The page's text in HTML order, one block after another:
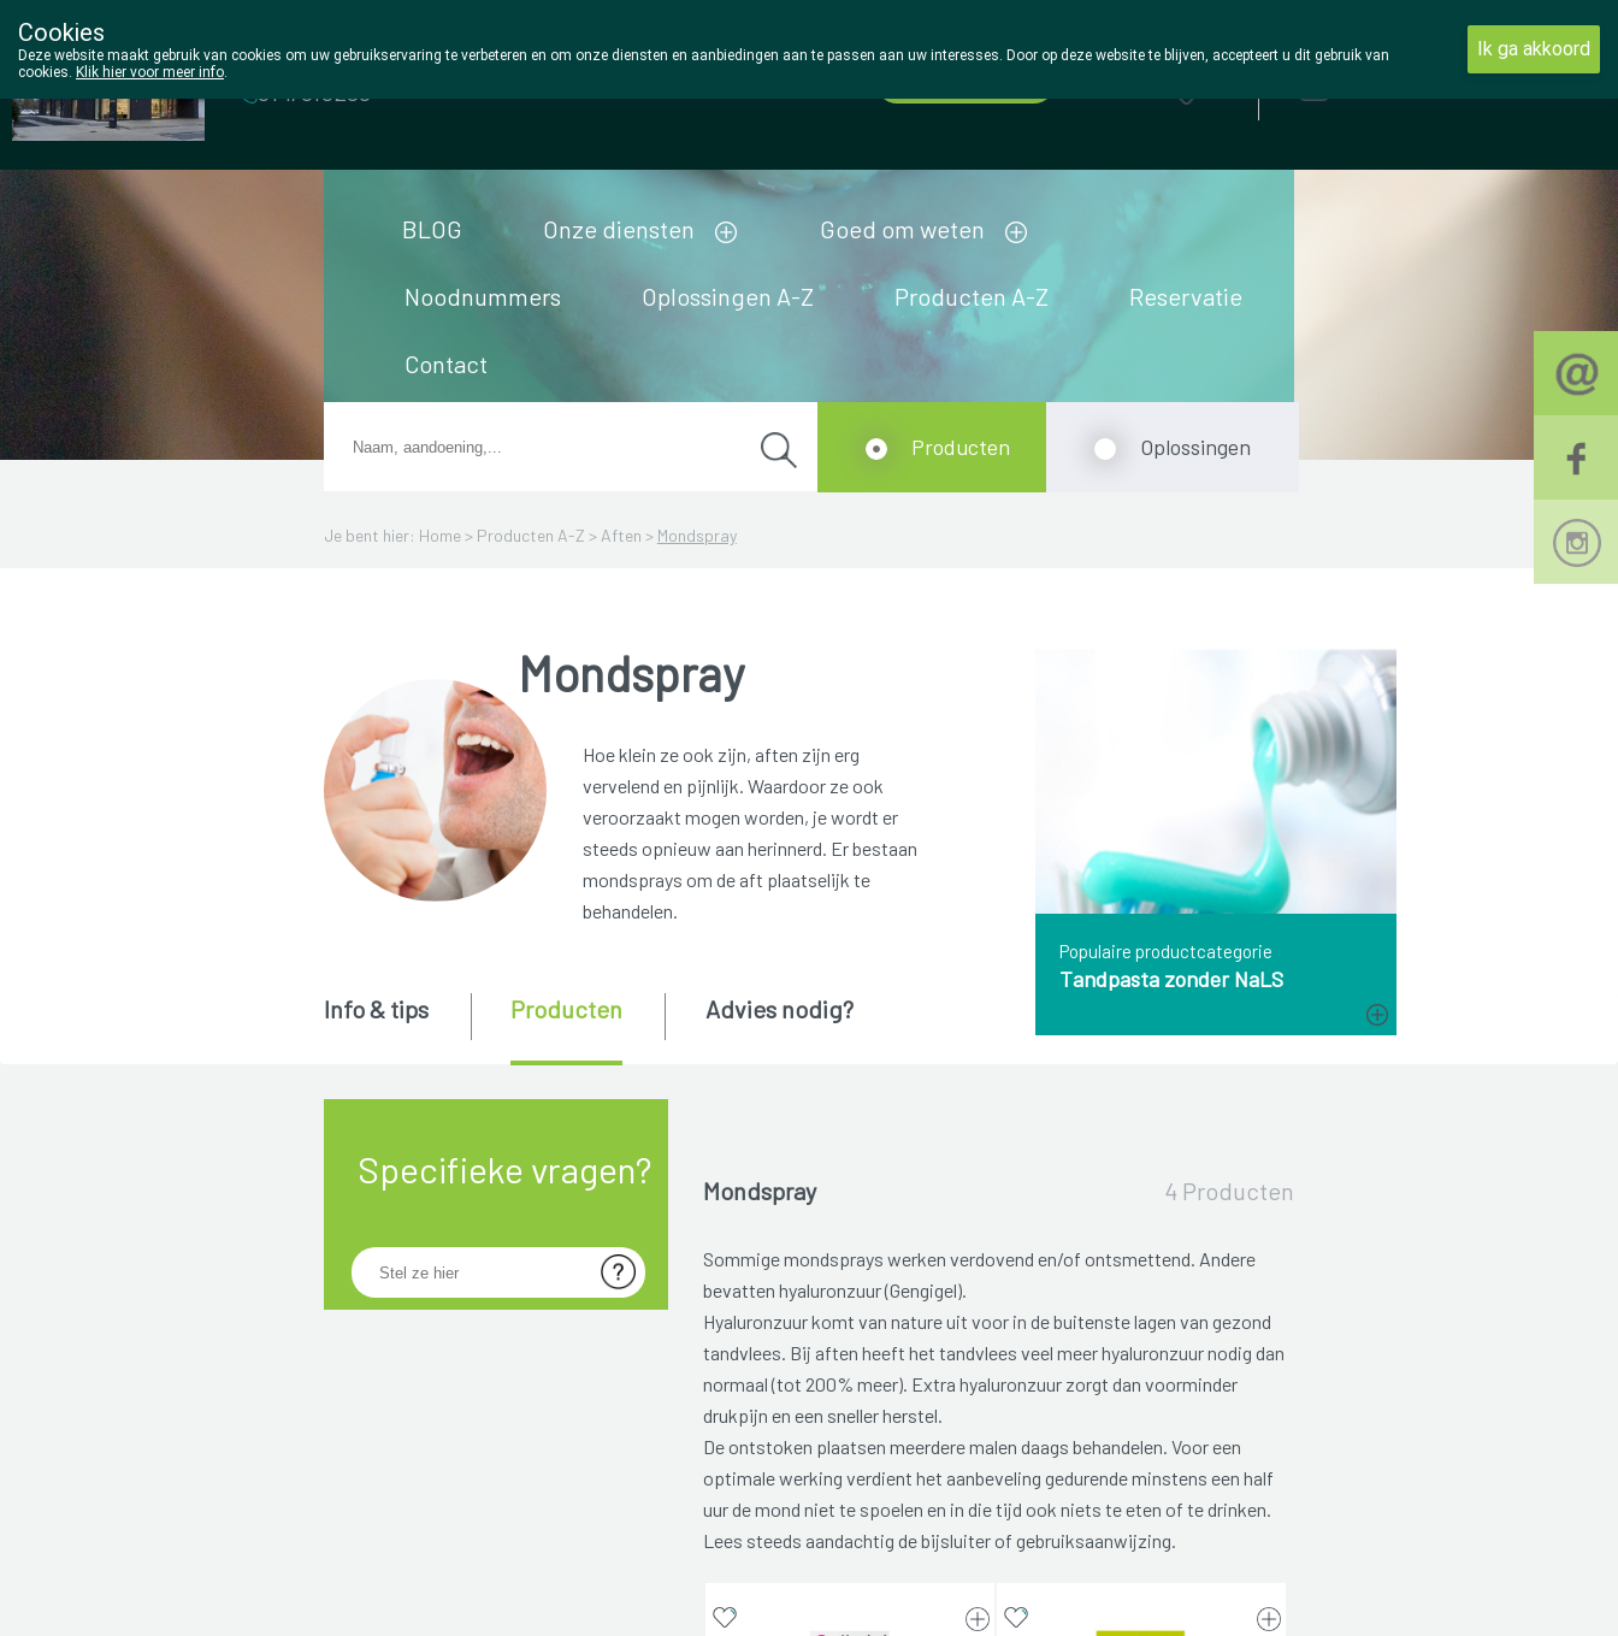
Wezel Pharma
014/810298
BLOG Onze diensten Goed om weten
Noodnummers Oplossingen A-Z Producten A-Z Reservatie
Contact
Je bent hier: Home > Producten A-Z > Aften > Mondspray
Producten Oplossingen
Populaire productcategorie
Tandpasta zonder NaLS
Mondspray
Hoe klein ze ook zijn, aften zijn erg
vervelend en pijnlijk. Waardoor ze ook
veroorzaakt mogen worden, je wordt er
steeds opnieuw aan herinnerd. Er bestaan
mondsprays om de aft plaatselijk te
behandelen.
Specifieke vragen?
Info & tips Producten Advies nodig?
Mondspray 4 Producten
Sommige mondsprays werken verdovend en/of ontsmettend. Andere
bevatten hyaluronzuur (Gengigel).
Hyaluronzuur komt van nature uit voor in de buitenste lagen van gezond
tandvlees. Bij aften heeft het tandvlees veel meer hyaluronzuur nodig dan
normaal (tot 200% meer). Extra hyaluronzuur zorgt dan voorminder
drukpijn en een sneller herstel.
De ontstoken plaatsen meerdere malen daags behandelen. Voor een
optimale werking verdient het aanbeveling gedurende minstens een half
uur de mond niet te spoelen en in die tijd ook niets te eten of te drinken.
Lees steeds aandachtig de bijsluiter of gebruiksaanwijzing.
Cookies
Deze website maakt gebruik van cookies om uw gebruikservaring te verbeteren en om onze diensten en aanbiedingen aan te passen aan uw interesses. Door op deze website te blijven, accepteert u dit gebruik van
cookies. Klik hier voor meer info.
Ik ga akkoord